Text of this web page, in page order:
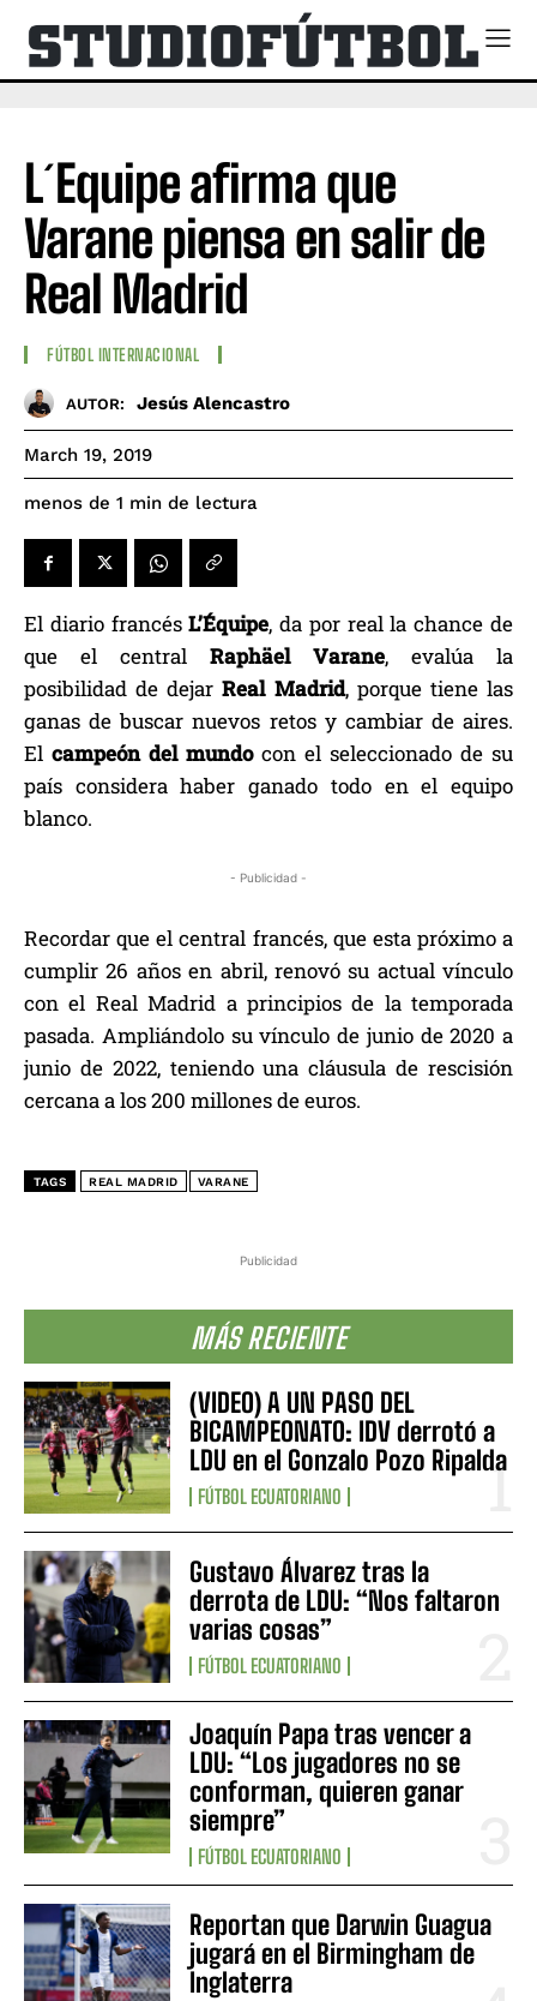
Publicidad
MÁS RECIENTE
(VIDEO) A UN PASO DEL
BICAMPEONATO: IDV derrotó a
LDU en el Gonzalo Pozo Ripalda
FÚTBOL ECUATORIANO
Gustavo Álvarez tras la
derrota de LDU: “Nos faltaron
varias cosas”
FÚTBOL ECUATORIANO
Joaquín Papa tras vencer a
LDU: “Los jugadores no se
conforman, quieren ganar
siempre”
FÚTBOL ECUATORIANO
Reportan que Darwin Guagua
jugará en el Birmingham de
Inglaterra
L´Equipe afirma que
Varane piensa en salir de
Real Madrid
FÚTBOL INTERNACIONAL
AUTOR: Jesús Alencastro
March 19, 2019
menos de 1 min de lectura
El diario francésL’Équipe, da por real la chance de
que el central Raphäel Varane, evalúa la
posibilidad de dejarReal Madrid, porque tiene las
ganas de buscar nuevos retos y cambiar de aires.
El campeón del mundocon el seleccionado de su
país considera haber ganado todo en el equipo
blanco.
- Publicidad -
Recordar que el central francés, que esta próximo a
cumplir 26 años en abril, renovó su actual vínculo
con el Real Madrid a principios de la temporada
pasada. Ampliándolo su vínculo de junio de 2020 a
junio de 2022, teniendo una cláusula de rescisión
cercana a los 200 millones de euros.
TAGS REAL MADRID VARANE